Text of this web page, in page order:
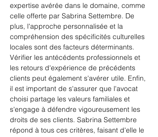
expertise avérée dans le domaine, comme
celle offerte par Sabrina Settembre. De
plus, l'approche personnalisée et la
compréhension des spécificités culturelles
locales sont des facteurs déterminants.
Vérifier les antécédents professionnels et
les retours d'expérience de précédents
clients peut également s'avérer utile. Enfin,
il est important de s'assurer que l'avocat
choisi partage les valeurs familiales et
s'engage à défendre vigoureusement les
droits de ses clients. Sabrina Settembre
répond à tous ces critères, faisant d'elle le